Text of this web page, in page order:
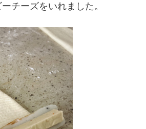
チーズをいれました。